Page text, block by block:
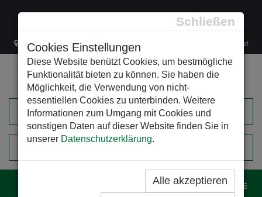
Schließen
Cookies Einstellungen
Diese Website benützt Cookies, um bestmögliche
Funktionalität bieten zu können. Sie haben die
Möglichkeit, die Verwendung von nicht-
essentiellen Cookies zu unterbinden. Weitere
Informationen zum Umgang mit Cookies und
sonstigen Daten auf dieser Website finden Sie in
unserer Datenschutzerklärung.
Alle akzeptieren
Lacknergasse 78 +43/1/470 37 00 office@leso.at
EINKAUFSWAGEN